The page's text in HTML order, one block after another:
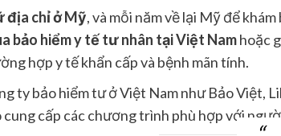
địa chỉ ở Mỹ, và mỗi năm về lại Mỹ để
bảo hiểm y tế tư nhân tại Việt Namhoặc
hợp y tế khẩn cấp và bệnh mãn tính.
ty bảo hiểm tư ở Việt Nam như Bảo Việt,
cấp các chương trình phù hợp với